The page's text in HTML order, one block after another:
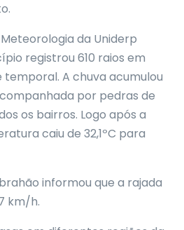
da Uniderp
registrou 610 raios em
temporal. A chuva acumulou
por pedras de
os bairros. Logo após a
caiu de 32,1ºC para
informou que a rajada
km/h.